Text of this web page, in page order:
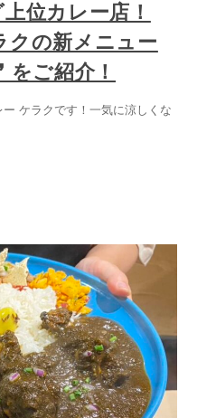
位カレー店！
クの新メニュー
ご紹介！
ケラクです！一気に涼しくな